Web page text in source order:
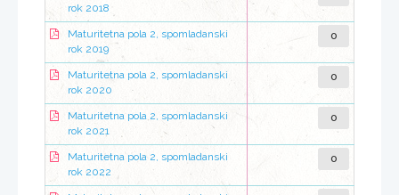
rok 2018
Maturitetna pola 2, spomladanski
rok 2019
0
Maturitetna pola 2, spomladanski
rok 2020
0
Maturitetna pola 2, spomladanski
rok 2021
0
Maturitetna pola 2, spomladanski
rok 2022
0